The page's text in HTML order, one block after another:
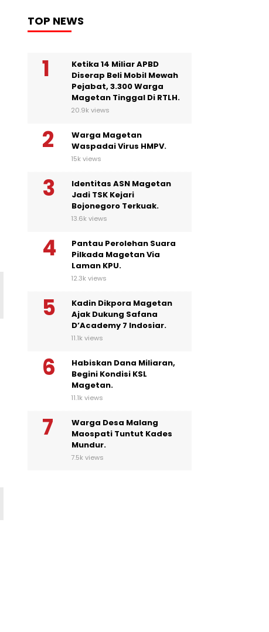
TOP NEWS
Ketika 14 Miliar APBD
Diserap Beli Mobil Mewah
Pejabat, 3.300 Warga
Magetan Tinggal Di RTLH.
20.9k views
Warga Magetan
Waspadai Virus HMPV.
15k views
Identitas ASN Magetan
Jadi TSK Kejari
Bojonegoro Terkuak.
13.6k views
Pantau Perolehan Suara
Pilkada Magetan Via
Laman KPU.
12.3k views
Kadin Dikpora Magetan
Ajak Dukung Safana
D’Academy 7 Indosiar.
11.1k views
Habiskan Dana Miliaran,
Begini Kondisi KSL
Magetan.
11.1k views
Warga Desa Malang
Maospati Tuntut Kades
Mundur.
7.5k views